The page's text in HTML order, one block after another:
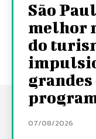
São
melhor
do
grandes
07/08/2026